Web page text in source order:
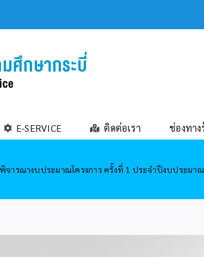
E-SERVICE ติดต่อเรา ช่องทาง
ารณางบประมาณโครงการ ครั้งที่ 1 ประจำปีงบประมา